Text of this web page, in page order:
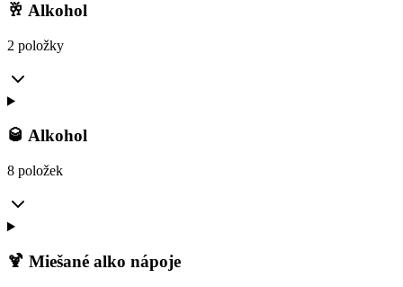
🥂 Alkohol
2 položky
🥃 Alkohol
8 položek
🍹 Miešané alko nápoje